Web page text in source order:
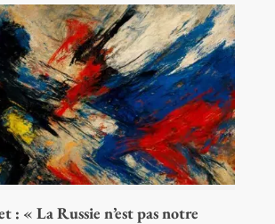
: « La Russie n’est pas notre